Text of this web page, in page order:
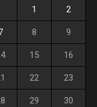
1 2
8 9
15 16
22 23
29 30